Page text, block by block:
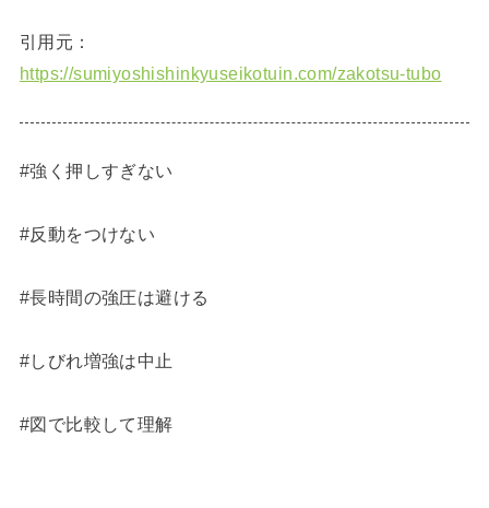
引用元：
https://sumiyoshishinkyuseikotuin.com/zakotsu-tubo
#強く押しすぎない
#反動をつけない
#長時間の強圧は避ける
#しびれ増強は中止
#図で比較して理解